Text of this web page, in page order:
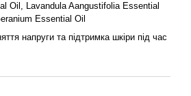
Oil, Lavandula Aangustifolia Essential
Essential Oil
напруги та підтримка шкіри під час